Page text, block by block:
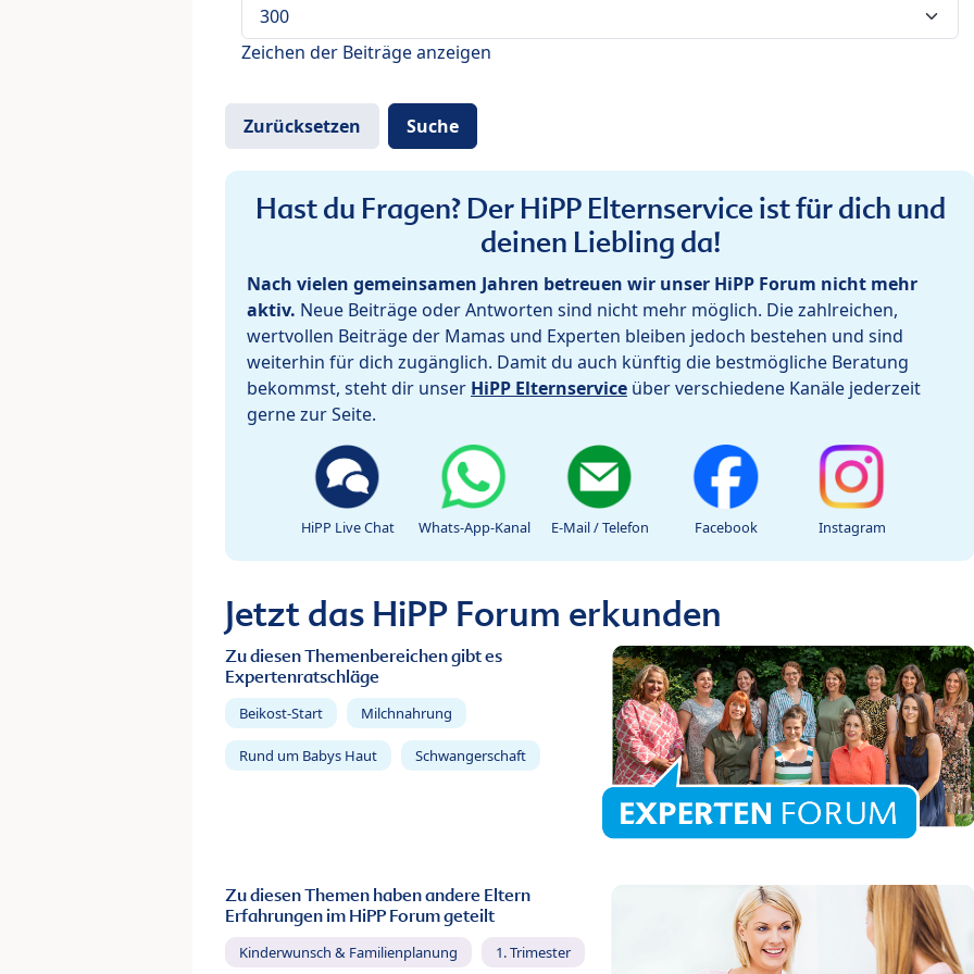
Zeichen der Beiträge anzeigen
Hast du Fragen? Der HiPP Elternservice ist für dich und
deinen Liebling da!
Nach vielen gemeinsamen Jahren betreuen wir unser HiPP Forum nicht mehr
aktiv. Neue Beiträge oder Antworten sind nicht mehr möglich. Die zahlreichen,
wertvollen Beiträge der Mamas und Experten bleiben jedoch bestehen und sind
weiterhin für dich zugänglich. Damit du auch künftig die bestmögliche Beratung
bekommst, steht dir unser HiPP Elternservice über verschiedene Kanäle jederzeit
gerne zur Seite.
HiPP Live Chat Whats-App-Kanal E-Mail / Telefon Facebook Instagram
Jetzt das HiPP Forum erkunden
Zu diesen Themenbereichen gibt es
Expertenratschläge
Beikost-Start Milchnahrung
Rund um Babys Haut Schwangerschaft
Zu diesen Themen haben andere Eltern
Erfahrungen im HiPP Forum geteilt
Kinderwunsch & Familienplanung 1. Trimester